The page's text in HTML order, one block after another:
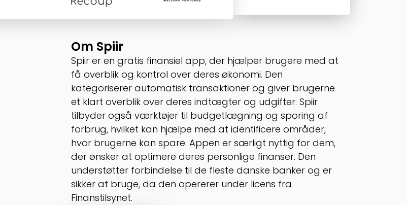
Om Spiir
Spiir er en gratis finansiel app, der hjælper brugere med at
få overblik og kontrol over deres økonomi. Den
kategoriserer automatisk transaktioner og giver brugerne
et klart overblik over deres indtægter og udgifter. Spiir
tilbyder også værktøjer til budgetlægning og sporing af
forbrug, hvilket kan hjælpe med at identificere områder,
hvor brugerne kan spare. Appen er særligt nyttig for dem,
der ønsker at optimere deres personlige finanser. Den
understøtter forbindelse til de fleste danske banker og er
sikker at bruge, da den opererer under licens fra
Finanstilsynet.